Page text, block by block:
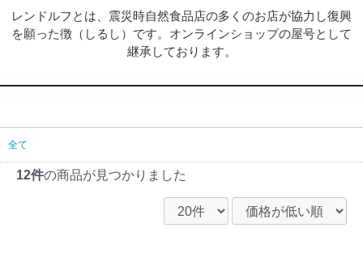
レンドルフとは、震災時自然食品店の多くのお店が協力し復興
を願った徴（しるし）です。オンラインショップの屋号として
継承しております。
全て
12件の商品が見つかりました